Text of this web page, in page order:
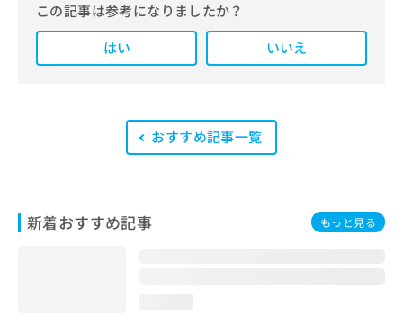
また、医療広告ガイドラインに準拠し
た編集体制を整えており、編集部内に
は、一般社団法人薬機法医療法規格協
います。
この記事は参考になりましたか？
はい
いいえ
おすすめ記事一覧
新着おすすめ記事 もっと見る